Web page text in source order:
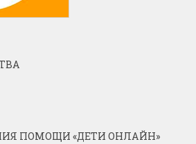
ПОМОЩИ «ДЕТИ ОНЛАЙН»